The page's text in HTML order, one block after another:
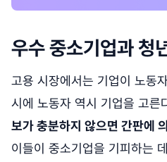
우수 중소기업과 청
고용 시장에서는 기업이 노동
시에 노동자 역시 기업을 고른
보가 충분하지 않으면 간판에
이들이 중소기업을 기피하는